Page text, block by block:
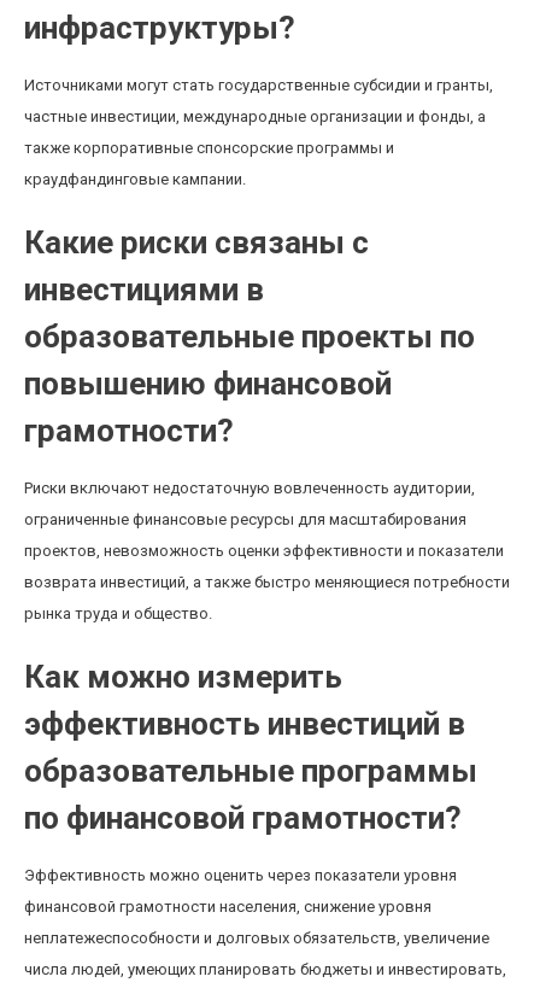
инфраструктуры?
Источниками могут стать государственные субсидии и гранты,
частные инвестиции, международные организации и фонды, а
также корпоративные спонсорские программы и
краудфандинговые кампании.
Какие риски связаны с
инвестициями в
образовательные проекты по
повышению финансовой
грамотности?
Риски включают недостаточную вовлеченность аудитории,
ограниченные финансовые ресурсы для масштабирования
проектов, невозможность оценки эффективности и показатели
возврата инвестиций, а также быстро меняющиеся потребности
рынка труда и общество.
Как можно измерить
эффективность инвестиций в
образовательные программы
по финансовой грамотности?
Эффективность можно оценить через показатели уровня
финансовой грамотности населения, снижение уровня
неплатежеспособности и долговых обязательств, увеличение
числа людей, умеющих планировать бюджеты и инвестировать,